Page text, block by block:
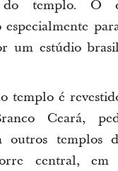
templo. O
especialmente
um estúdio
templo é
Ceará,
outros templos
central, em